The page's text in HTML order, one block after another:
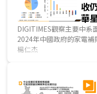
收
華
利
DIGITIMES觀察主要中系
2024年中國政府的家電
大，為中系面板廠獲利改
楊仁杰